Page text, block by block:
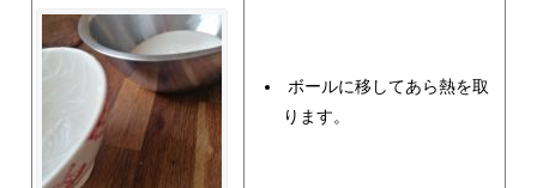
ボールに移してあら熱を取
ります。